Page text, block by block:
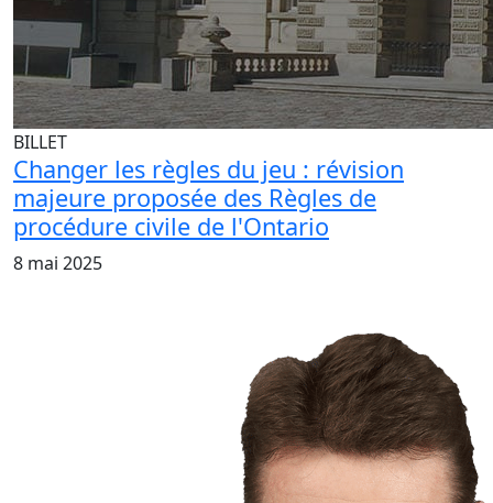
BILLET
Changer les règles du jeu : révision
majeure proposée des Règles de
procédure civile de l'Ontario
8 mai 2025